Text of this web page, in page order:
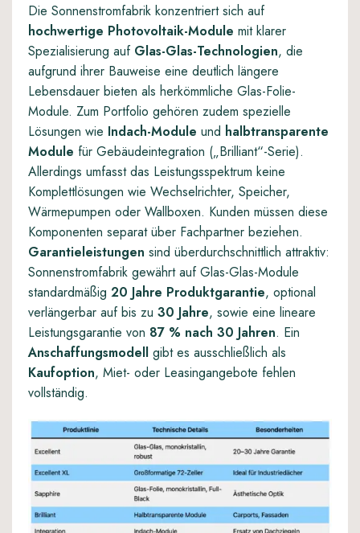
Die Sonnenstromfabrik konzentriert sich auf
hochwertige Photovoltaik-Module mit klarer
Spezialisierung auf Glas-Glas-Technologien, die
aufgrund ihrer Bauweise eine deutlich längere
Lebensdauer bieten als herkömmliche Glas-Folie-
Module. Zum Portfolio gehören zudem spezielle
Lösungen wie Indach-Module und halbtransparente
Module für Gebäudeintegration („Brilliant“-Serie).
Allerdings umfasst das Leistungsspektrum keine
Komplettlösungen wie Wechselrichter, Speicher,
Wärmepumpen oder Wallboxen. Kunden müssen diese
Komponenten separat über Fachpartner beziehen.
Garantieleistungen sind überdurchschnittlich attraktiv:
Sonnenstromfabrik gewährt auf Glas-Glas-Module
standardmäßig 20 Jahre Produktgarantie, optional
verlängerbar auf bis zu 30 Jahre, sowie eine lineare
Leistungsgarantie von 87 % nach 30 Jahren. Ein
Anschaffungsmodell gibt es ausschließlich als
Kaufoption, Miet- oder Leasingangebote fehlen
vollständig.